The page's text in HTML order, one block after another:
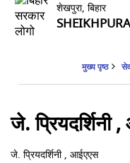
शेखपुरा, बिहार
मुख्य पृष्ठ
जे. प्रियदर्शिनी
जे. प्रियदर्शिनी, आईएएस